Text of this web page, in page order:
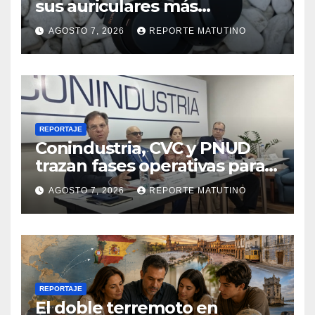
sus auriculares más
vendidos, ahora más baratos
AGOSTO 7, 2026 REPORTE MATUTINO
REPORTAJE
Conindustria, CVC y PNUD
trazan fases operativas para
reconstruir a Venezuela
AGOSTO 7, 2026 REPORTE MATUTINO
REPORTAJE
El doble terremoto en